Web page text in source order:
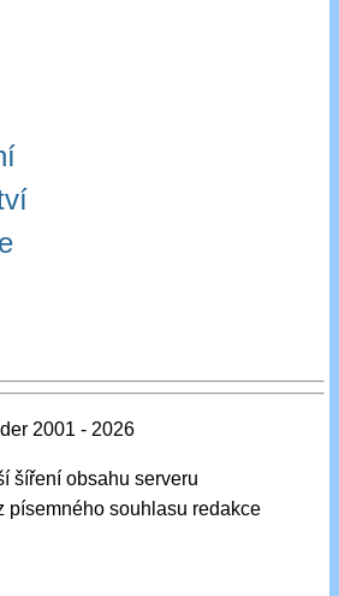
2001 - 2026
šíření obsahu serveru
písemného souhlasu redakce